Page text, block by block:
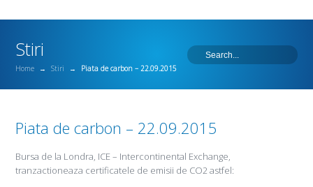
Stiri
Home → Stiri → Piata de carbon – 22.09.2015
Piata de carbon – 22.09.2015
Bursa de la Londra, ICE – Intercontinental Exchange,
tranzactioneaza certificatele de emisii de CO2 astfel: